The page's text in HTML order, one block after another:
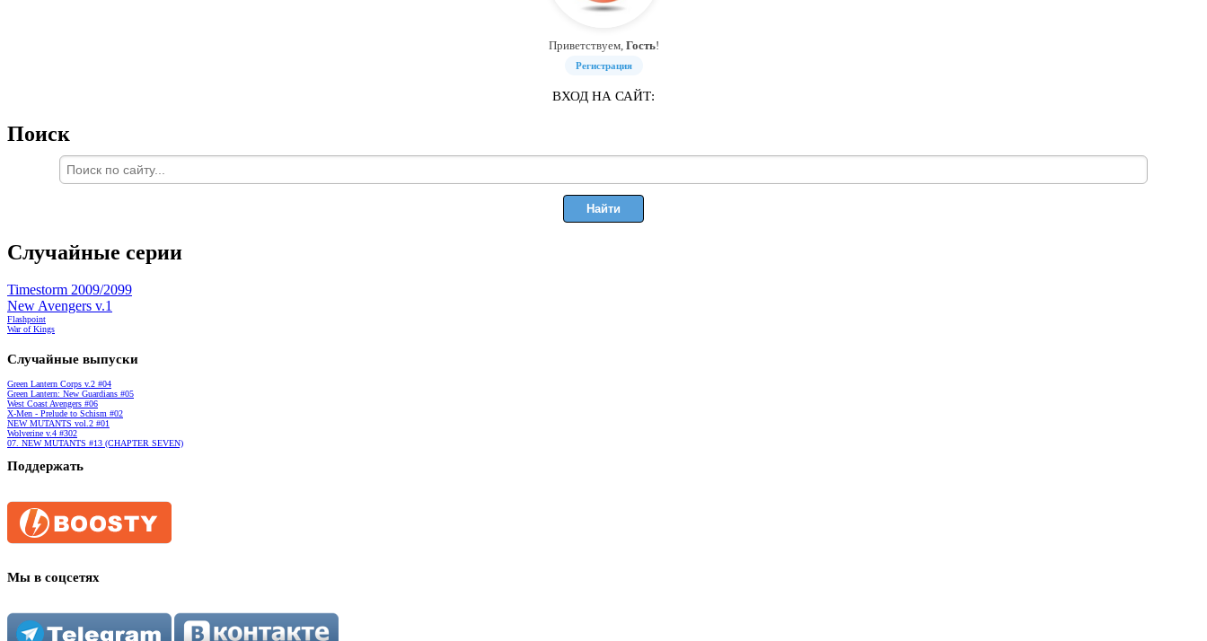
Приветствуем, Гость!
Регистрация
ВХОД НА САЙТ:
Поиск
Случайные серии
Timestorm 2009/2099
New Avengers v.1
Flashpoint
War of Kings
Случайные выпуски
Green Lantern Corps v.2 #04
Green Lantern: New Guardians #05
West Coast Avengers #06
X-Men - Prelude to Schism #02
NEW MUTANTS vol.2 #01
Wolverine v.4 #302
07. NEW MUTANTS #13 (CHAPTER SEVEN)
Поддержать
Мы в соцсетях